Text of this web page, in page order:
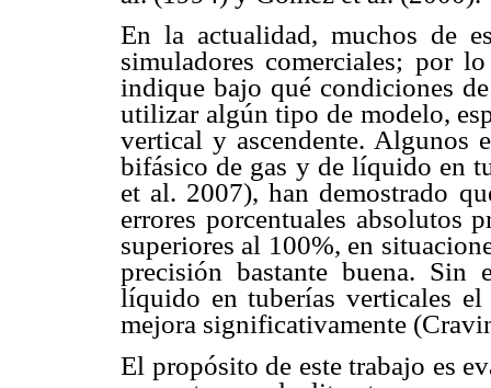
En la actualidad, muchos de
simuladores comerciales; por
indique bajo qué condiciones
utilizar algún tipo de modelo,
vertical y ascendente. Algunos
bifásico de gas y de líquido en
et al. 2007), han demostrado
errores porcentuales absolutos
superiores al 100%, en
precisión bastante buena.
líquido en tuberías verticales el
mejora significativamente
El propósito de este trabajo es